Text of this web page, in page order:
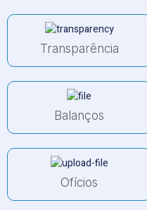
Transparência
Balanços
Ofícios